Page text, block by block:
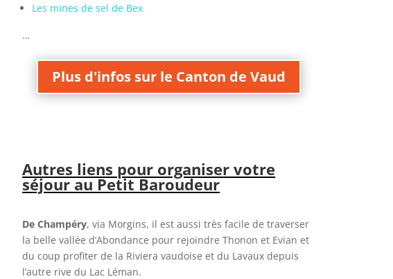
Les mines de sel de Bex
…
Plus d'infos sur le Canton de Vaud
Autres liens pour organiser votre
séjour au Petit Baroudeur
De Champéry, via Morgins, il est aussi très facile de traverser
la belle vallée d’Abondance pour rejoindre Thonon et Evian et
du coup profiter de la Riviera vaudoise et du Lavaux depuis
l’autre rive du Lac Léman.